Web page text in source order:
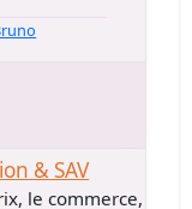
& SAV
le commerce,